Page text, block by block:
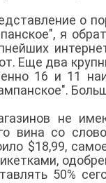
о
я
Еще два
16 и 11
не
вина со
$18,99,
50%